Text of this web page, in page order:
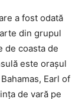
a fost odată
din grupul
de coasta de
este orașul
Earl of
de vară pe